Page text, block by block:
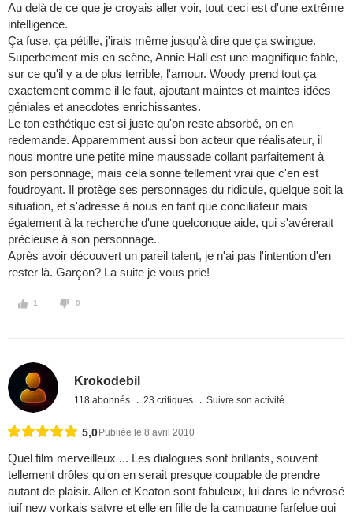
Au delà de ce que je croyais aller voir, tout ceci est d'une extrême
intelligence.
Ça fuse, ça pétille, j'irais même jusqu'à dire que ça swingue.
Superbement mis en scène, Annie Hall est une magnifique fable,
sur ce qu'il y a de plus terrible, l'amour. Woody prend tout ça
exactement comme il le faut, ajoutant maintes et maintes idées
géniales et anecdotes enrichissantes.
Le ton esthétique est si juste qu'on reste absorbé, on en
redemande. Apparemment aussi bon acteur que réalisateur, il
nous montre une petite mine maussade collant parfaitement à
son personnage, mais cela sonne tellement vrai que c'en est
foudroyant. Il protège ses personnages du ridicule, quelque soit la
situation, et s'adresse à nous en tant que conciliateur mais
également à la recherche d'une quelconque aide, qui s'avérerait
précieuse à son personnage.
Après avoir découvert un pareil talent, je n'ai pas l'intention d'en
rester là. Garçon? La suite je vous prie!
1 0
Krokodebil
118 abonnés 23 critiques Suivre son activité
5,0 Publiée le 8 avril 2010
Quel film merveilleux ... Les dialogues sont brillants, souvent
tellement drôles qu'on en serait presque coupable de prendre
autant de plaisir. Allen et Keaton sont fabuleux, lui dans le névrosé
juif new yorkais satyre et elle en fille de la campagne farfelue qui